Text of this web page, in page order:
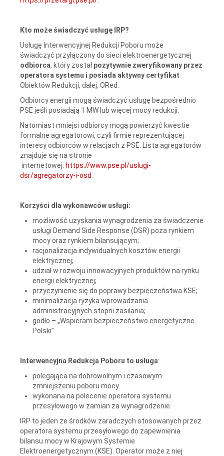
Kto może świadczyć usługę IRP?
Usługę Interwencyjnej Redukcji Poboru może
świadczyć przyłączony do sieci elektroenergetycznej
odbiorca, który został pozytywnie zweryfikowany przez
operatora systemu i posiada aktywny certyfikat
Obiektów Redukcji, dalej: ORed.
Odbiorcy energii mogą świadczyć usługę bezpośrednio
PSE jeśli posiadają 1 MW lub więcej mocy redukcji.
Natomiast mniejsi odbiorcy mogą powierzyć kwestie
formalne agregatorowi, czyli firmie reprezentującej
interesy odbiorców w relacjach z PSE. Lista agregatorów
znajduje się na stronie
internetowej: https://www.pse.pl/uslugi-
dsr/agregatorzy-i-osd
Korzyści dla wykonawców usługi:
możliwość uzyskania wynagrodzenia za świadczenie
usługi Demand Side Response (DSR) poza rynkiem
mocy oraz rynkiem bilansującym;
racjonalizacja indywidualnych kosztów energii
elektrycznej;
udział w rozwoju innowacyjnych produktów na rynku
energii elektrycznej;
przyczynienie się do poprawy bezpieczeństwa KSE;
minimalizacja ryzyka wprowadzania
administracyjnych stopni zasilania;
godło – „Wspieram bezpieczeństwo energetyczne
Polski”.
Interwencyjna Redukcja Poboru to usługa:
polegająca na dobrowolnym i czasowym
zmniejszeniu poboru mocy
wykonana na polecenie operatora systemu
przesyłowego w zamian za wynagrodzenie.
IRP to jeden ze środków zaradczych stosowanych przez
operatora systemu przesyłowego do zapewnienia
bilansu mocy w Krajowym Systemie
Elektroenergetycznym (KSE). Operator może z niej